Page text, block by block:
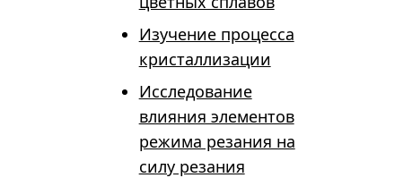
Изучение процесса
кристаллизации
Исследование
влияния элементов
режима резания на
силу резания